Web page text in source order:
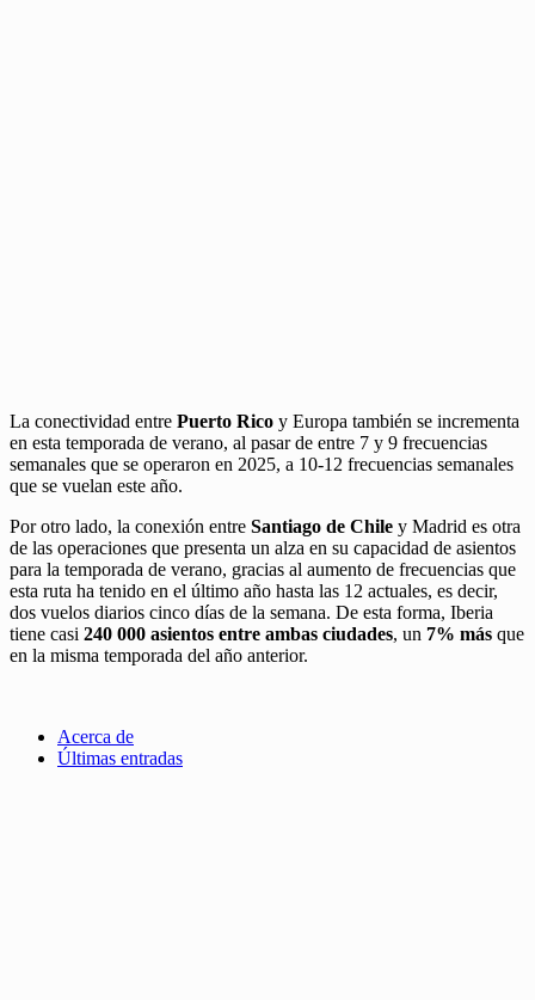
La conectividad entre Puerto Rico y Europa también se incrementa
en esta temporada de verano, al pasar de entre 7 y 9 frecuencias
semanales que se operaron en 2025, a 10-12 frecuencias semanales
que se vuelan este año.
Por otro lado, la conexión entre Santiago de Chile y Madrid es otra
de las operaciones que presenta un alza en su capacidad de asientos
para la temporada de verano, gracias al aumento de frecuencias que
esta ruta ha tenido en el último año hasta las 12 actuales, es decir,
dos vuelos diarios cinco días de la semana. De esta forma, Iberia
tiene casi 240 000 asientos entre ambas ciudades, un 7% más que
en la misma temporada del año anterior.
Acerca de
Últimas entradas